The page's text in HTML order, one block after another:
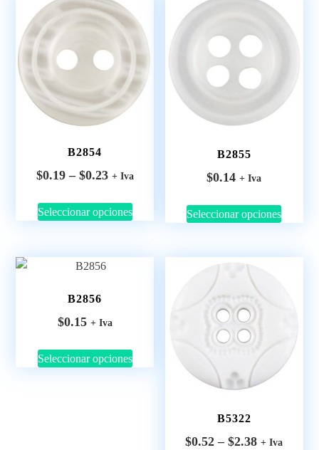
B2854
$0.19 – $0.23 + Iva
Seleccionar opciones
B2855
$0.14 + Iva
Seleccionar opciones
B2856
$0.15 + Iva
Seleccionar opciones
B5322
$0.52 – $2.38 + Iva